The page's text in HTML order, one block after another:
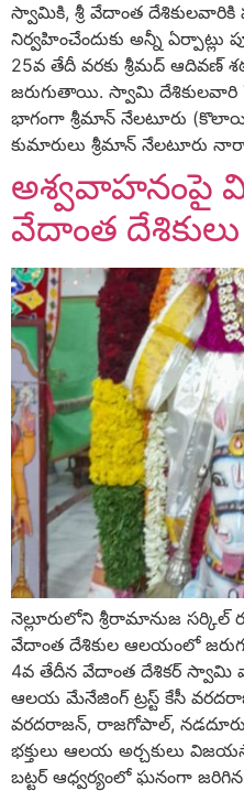
స్వామికి, శ్రీ వేదాంత
నిర్వహించేందుకు అన్నీ ఏర్పాట్లు
25వ తేదీ వరకు శ్రీమద్‌ ఆదివణ్‌
జరుగుతాయి. స్వామి దేశికులవారి
భాగంగా శ్రీమాన్‌ నేలటూరు
కుమారులు శ్రీమాన్‌ నేలటూరు
అశ్వవాహనంపై
వేదాంత దేశికులు
నెల్లూరులోని శ్రీరామానుజ సర్కిల్‌
వేదాంత దేశికుల ఆలయంలో
4వ తేదీన వేదాంత దేశికర్‌ స్వామి
ఆలయ మేనేజింగ్‌ ట్రస్ట్‌ కేసీ
వరదరాజన్‌, రాజగోపాల్‌, నడదూరు
భక్తులు ఆలయ అర్చకులు
బట్టర్‌ ఆధ్వర్యంలో ఘనంగా